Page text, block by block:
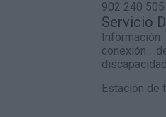
902 240 505
Servicio
conexión
discapacidad
Estación de